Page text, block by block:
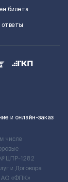
билета
ответы
и онлайн-заказ
числе
№ ЦПР-1282
и Договора
АО «ФПК»